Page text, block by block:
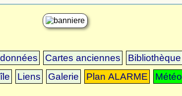
Cartes anciennes Bibliothèque
Liens Galerie Plan ALARME Météo